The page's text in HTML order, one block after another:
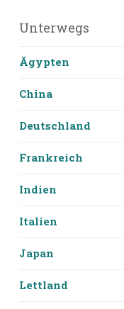
Unterwegs
Ägypten
China
Deutschland
Frankreich
Indien
Italien
Japan
Lettland